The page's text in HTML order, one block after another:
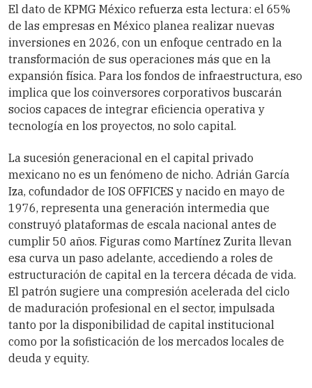
El dato de KPMG México refuerza esta lectura: el 65%
de las empresas en México planea realizar nuevas
inversiones en 2026, con un enfoque centrado en la
transformación de sus operaciones más que en la
expansión física. Para los fondos de infraestructura, eso
implica que los coinversores corporativos buscarán
socios capaces de integrar eficiencia operativa y
tecnología en los proyectos, no solo capital.
La sucesión generacional en el capital privado
mexicano no es un fenómeno de nicho. Adrián García
Iza, cofundador de IOS OFFICES y nacido en mayo de
1976, representa una generación intermedia que
construyó plataformas de escala nacional antes de
cumplir 50 años. Figuras como Martínez Zurita llevan
esa curva un paso adelante, accediendo a roles de
estructuración de capital en la tercera década de vida.
El patrón sugiere una compresión acelerada del ciclo
de maduración profesional en el sector, impulsada
tanto por la disponibilidad de capital institucional
como por la sofisticación de los mercados locales de
deuda y equity.